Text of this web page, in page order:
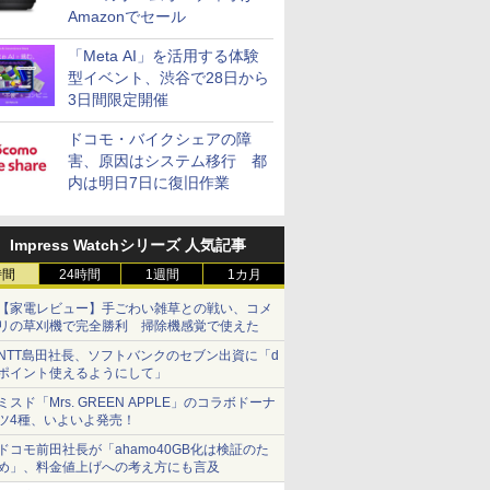
Amazonでセール
「Meta AI」を活用する体験
型イベント、渋谷で28日から
3日間限定開催
ドコモ・バイクシェアの障
害、原因はシステム移行 都
内は明日7日に復旧作業
Impress Watchシリーズ 人気記事
24時間 1週間 1カ月
家電レビュー】手ごわい雑草との戦い、コメ
の草刈機で完全勝利 掃除機感覚で使えた
島田社長、ソフトバンクのセブン出資に「d
イント使えるようにして」
スド「Mrs. GREEN APPLE」のコラボドーナ
4種、いよいよ発売！
コモ前田社長が「ahamo40GB化は検証のた
」、料金値上げへの考え方にも言及